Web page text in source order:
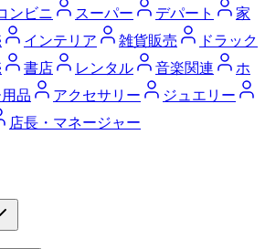
ンビニ スーパー デパート
家
インテリア 雑貨販売
ドラック
書店 レンタル 音楽関連
ホ
品 アクセサリー
ジュエリー
店長・マネージャー